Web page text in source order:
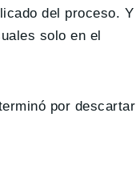
del proceso. Y
solo en el
por descartar